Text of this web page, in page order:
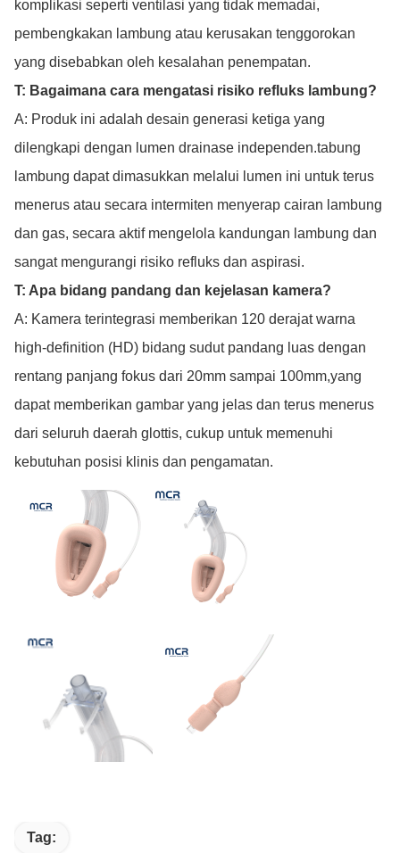
komplikasi seperti ventilasi yang tidak memadai,
pembengkakan lambung atau kerusakan tenggorokan
yang disebabkan oleh kesalahan penempatan.
T: Bagaimana cara mengatasi risiko refluks lambung?
A: Produk ini adalah desain generasi ketiga yang
dilengkapi dengan lumen drainase independen.tabung
lambung dapat dimasukkan melalui lumen ini untuk terus
menerus atau secara intermiten menyerap cairan lambung
dan gas, secara aktif mengelola kandungan lambung dan
sangat mengurangi risiko refluks dan aspirasi.
T: Apa bidang pandang dan kejelasan kamera?
A: Kamera terintegrasi memberikan 120 derajat warna
high-definition (HD) bidang sudut pandang luas dengan
rentang panjang fokus dari 20mm sampai 100mm,yang
dapat memberikan gambar yang jelas dan terus menerus
dari seluruh daerah glottis, cukup untuk memenuhi
kebutuhan posisi klinis dan pengamatan.
Tag: